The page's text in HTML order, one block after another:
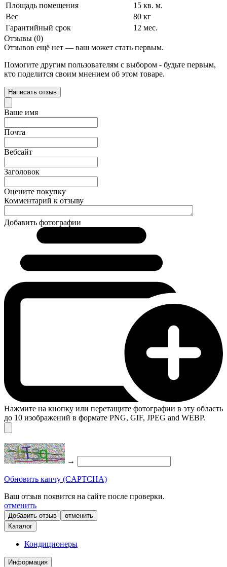
Площадь помещения
15 кв. м.
Вес
80 кг
Гарантийный срок
12 мес.
Отзывы (0)
Отзывов ещё нет — ваш может стать первым.
Помогите другим пользователям с выбором - будьте первым,
кто поделится своим мнением об этом товаре.
Написать отзыв
Ваше имя
Почта
Вебсайт
Заголовок
Оцените покупку
Комментарий к отзыву
Добавить фотографии
Нажмите на кнопку или перетащите фотографии в эту область
до 10 изображений в формате PNG, GIF, JPEG and WEBP.
→
Обновить капчу (CAPTCHA)
Ваш отзыв появится на сайте после проверки.
отменить
отменить
Каталог
Кондиционеры
Информация